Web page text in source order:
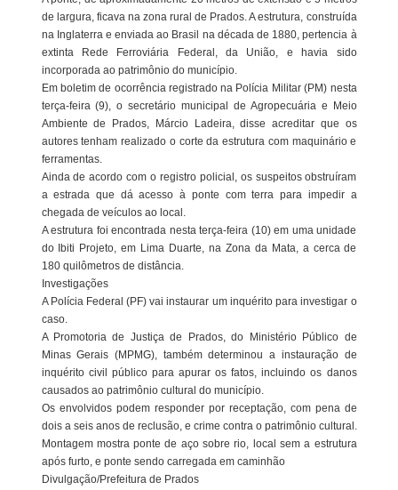
de largura, ficava na zona rural de Prados. A estrutura, construída
na Inglaterra e enviada ao Brasil na década de 1880, pertencia à
extinta Rede Ferroviária Federal, da União, e havia sido
incorporada ao patrimônio do município.
Em boletim de ocorrência registrado na Polícia Militar (PM) nesta
terça-feira (9), o secretário municipal de Agropecuária e Meio
Ambiente de Prados, Márcio Ladeira, disse acreditar que os
autores tenham realizado o corte da estrutura com maquinário e
ferramentas.
Ainda de acordo com o registro policial, os suspeitos obstruíram
a estrada que dá acesso à ponte com terra para impedir a
chegada de veículos ao local.
A estrutura foi encontrada nesta terça-feira (10) em uma unidade
do Ibiti Projeto, em Lima Duarte, na Zona da Mata, a cerca de
180 quilômetros de distância.
Investigações
A Polícia Federal (PF) vai instaurar um inquérito para investigar o
caso.
A Promotoria de Justiça de Prados, do Ministério Público de
Minas Gerais (MPMG), também determinou a instauração de
inquérito civil público para apurar os fatos, incluindo os danos
causados ao patrimônio cultural do município.
Os envolvidos podem responder por receptação, com pena de
dois a seis anos de reclusão, e crime contra o patrimônio cultural.
Montagem mostra ponte de aço sobre rio, local sem a estrutura
após furto, e ponte sendo carregada em caminhão
Divulgação/Prefeitura de Prados